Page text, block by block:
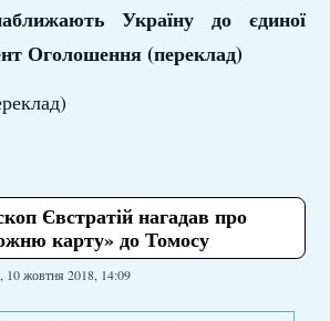
Україну до єдиної
Оголошення (переклад)
Євстратій нагадав про
карту» до Томосу
10 жовтня 2018, 14:09